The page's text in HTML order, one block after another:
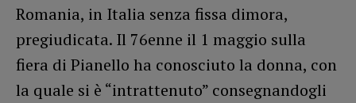
Romania, in Italia senza fissa dimora,
pregiudicata. Il 76enne il 1 maggio sulla
fiera di Pianello ha conosciuto la donna, con
la quale si è “intrattenuto” consegnandogli